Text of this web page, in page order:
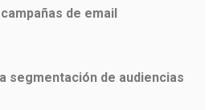
de email
segmentación de audiencias